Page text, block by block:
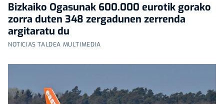
Bizkaiko Ogasunak 600.000 eurotik gorako
zorra duten 348 zergadunen zerrenda
argitaratu du
NOTICIAS TALDEA MULTIMEDIA